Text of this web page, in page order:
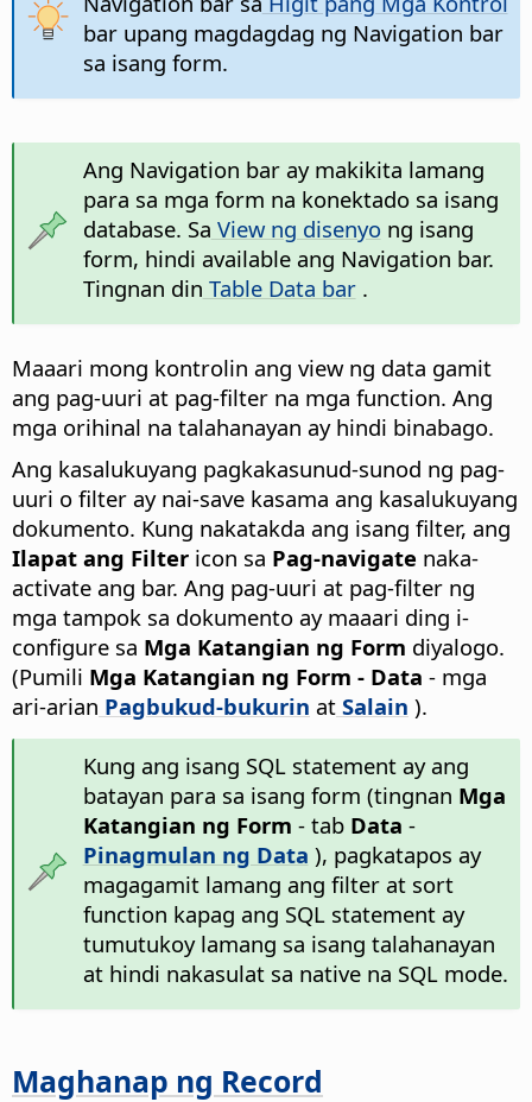
bar upang magdagdag ng Navigation bar
sa isang form.
Ang Navigation bar ay makikita lamang
para sa mga form na konektado sa isang
database. Sa View ng disenyo ng isang
form, hindi available ang Navigation bar.
Tingnan din Table Data bar.
Maaari mong kontrolin ang view ng data gamit
ang pag-uuri at pag-filter na mga function. Ang
mga orihinal na talahanayan ay hindi binabago.
Ang kasalukuyang pagkakasunud-sunod ng pag-
uuri o filter ay nai-save kasama ang kasalukuyang
dokumento. Kung nakatakda ang isang filter, ang
Ilapat ang Filter icon sa Pag-navigate naka-
activate ang bar. Ang pag-uuri at pag-filter ng
mga tampok sa dokumento ay maaari ding i-
configure sa Mga Katangian ng Form diyalogo.
(Pumili Mga Katangian ng Form - Data - mga
ari-arian Pagbukud-bukurin at Salain ).
Kung ang isang SQL statement ay ang
batayan para sa isang form (tingnan Mga
Katangian ng Form - tabData -
Pinagmulan ng Data ), pagkatapos ay
magagamit lamang ang filter at sort
function kapag ang SQL statement ay
tumutukoy lamang sa isang talahanayan
at hindi nakasulat sa native na SQL mode.
Maghanap ng Record